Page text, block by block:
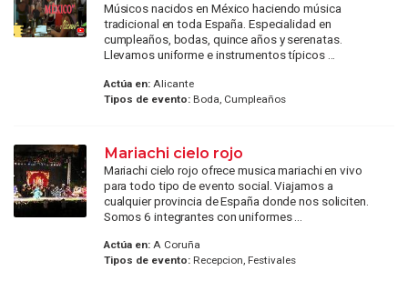
Músicos nacidos en México haciendo música
tradicional en toda España. Especialidad en
cumpleaños, bodas, quince años y serenatas.
Llevamos uniforme e instrumentos típicos ...
Actúa en:Alicante
Tipos de evento:Boda, Cumpleaños
Mariachi cielo rojo
Mariachi cielo rojo ofrece musica mariachi en vivo
para todo tipo de evento social. Viajamos a
cualquier provincia de España donde nos soliciten.
Somos 6 integrantes con uniformes ...
Actúa en:A Coruña
Tipos de evento:Recepcion, Festivales